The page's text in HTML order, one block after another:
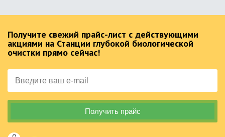
Получите свежий прайс-лист с действующими
акциями на Станции глубокой биологической
очистки прямо сейчас!